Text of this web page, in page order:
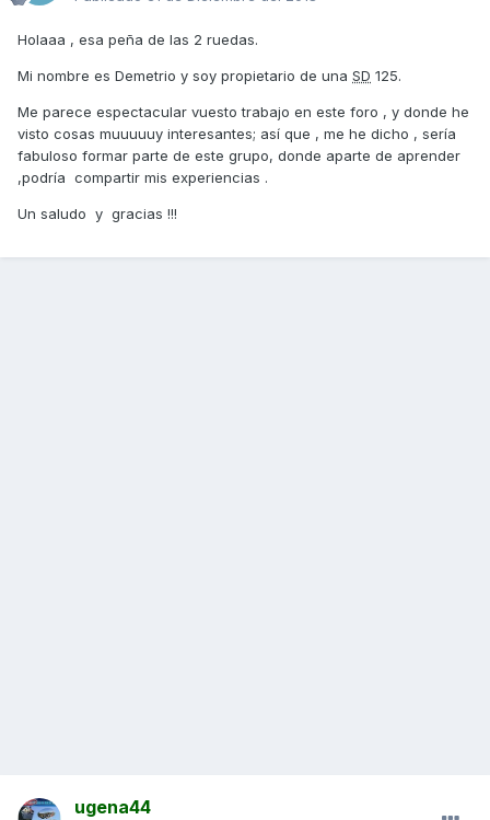
Holaaa , esa peña de las 2 ruedas.
Mi nombre es Demetrio y soy propietario de una SD 125.
Me parece espectacular vuesto trabajo en este foro , y donde he
visto cosas muuuuuy interesantes; así que , me he dicho , sería
fabuloso formar parte de este grupo, donde aparte de aprender
,podría compartir mis experiencias .
Un saludo y gracias !!!
ugena44